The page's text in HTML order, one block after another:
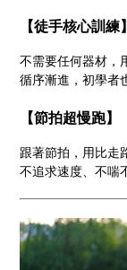
【徒手核心訓練】
不需要任何器材，
循序漸進，初學者
【節拍超慢跑】
跟著節拍，用比走
不追求速度、不喘